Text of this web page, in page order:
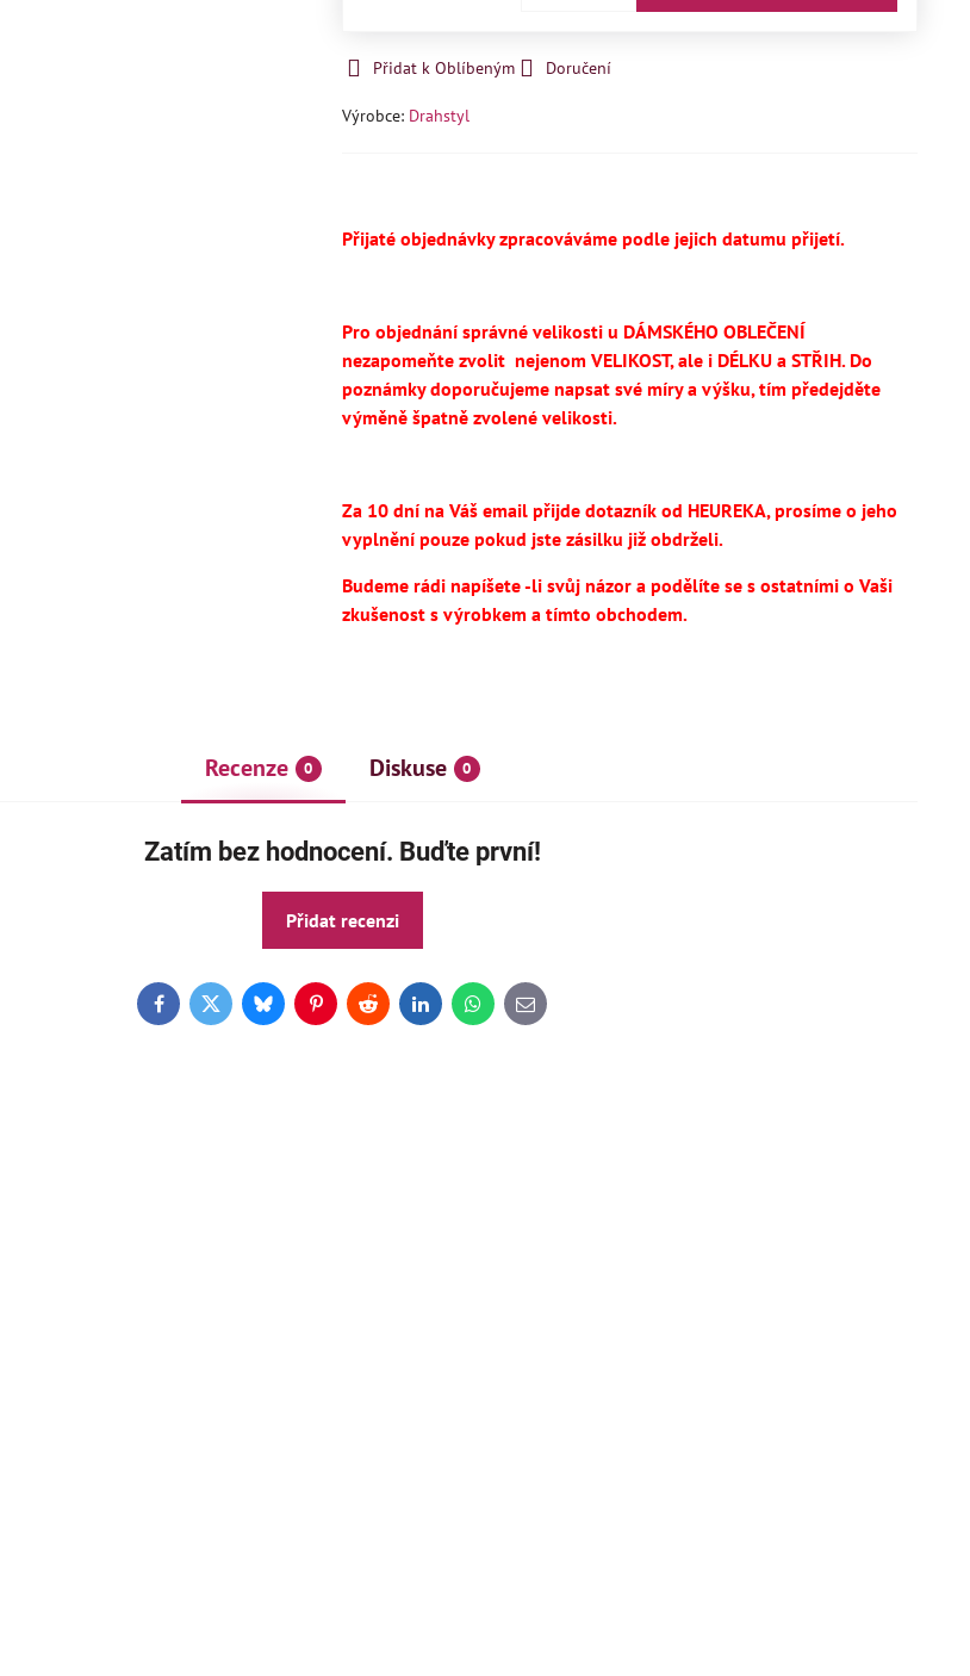
Přidat k Oblíbeným Doručení
Výrobce: Drahstyl
Přijaté objednávky zpracováváme podle jejich datumu přijetí.
Pro objednání správné velikosti u DÁMSKÉHO OBLEČENÍ
nezapomeňte zvolitnejenom VELIKOST, ale i DÉLKU a STŘIH. Do
poznámky doporučujeme napsat své míry a výšku, tím předejděte
výměně špatně zvolené velikosti.
Za 10 dní na Váš email přijde dotazník od HEUREKA, prosíme o jeho
vyplnění pouze pokud jste zásilku již obdrželi.
Budeme rádi napíšete -li svůj názor a podělíte se s ostatními o Vaši
zkušenost s výrobkem a tímto obchodem.
Recenze 0 Diskuse 0
Zatím bez hodnocení. Buďte první!
Přidat recenzi
FacebookTwitterBlueskyPinterestRedditLinkedInWhatsApp
E-
mail
ČESKÝ VÝROBEK